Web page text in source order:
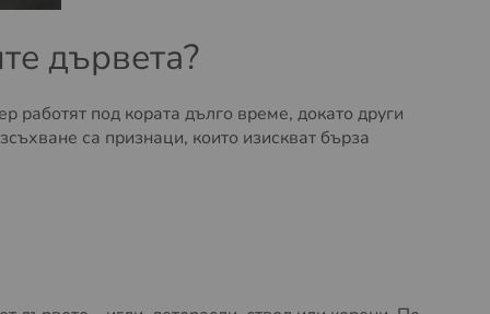
дървета?
работят под кората дълго време, докато други
са признаци, които изискват бърза